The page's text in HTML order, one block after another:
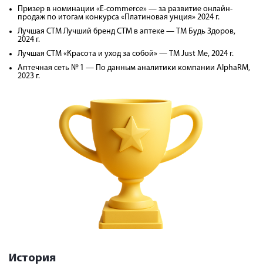
Призер в номинации «E-commerce» — за развитие онлайн-
продаж по итогам конкурса «Платиновая унция» 2024 г.
Лучшая СТМ Лучший бренд СТМ в аптеке — ТМ Будь Здоров,
2024 г.
Лучшая СТМ «Красота и уход за собой» — ТМ Just Me, 2024 г.
Аптечная сеть № 1 — По данным аналитики компании AlphaRM,
2023 г.
История